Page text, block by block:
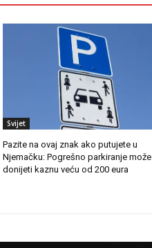
Svijet
Pazite na ovaj znak ako putujete u
Njemačku: Pogrešno parkiranje može
donijeti kaznu veću od 200 eura